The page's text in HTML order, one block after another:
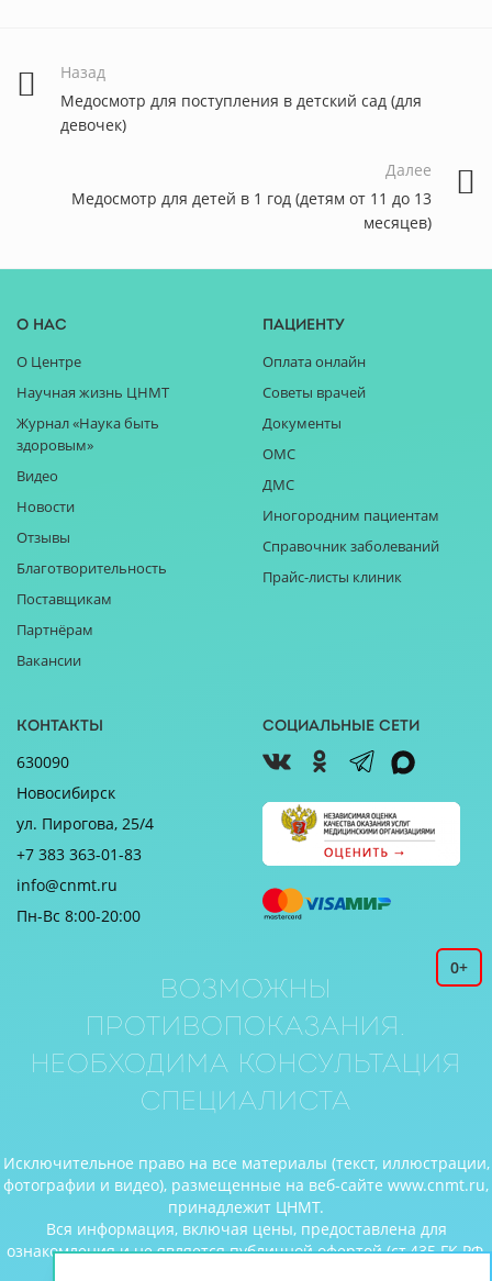
Назад
Медосмотр для поступления в детский сад (для
девочек)
Далее
Медосмотр для детей в 1 год (детям от 11 до 13
месяцев)
О нас
О Центре
Научная жизнь ЦНМТ
Журнал «Наука быть
здоровым»
Видео
Новости
Отзывы
Благотворительность
Поставщикам
Партнёрам
Вакансии
Пациенту
Оплата онлайн
Советы врачей
Документы
ОМС
ДМС
Иногородним пациентам
Справочник заболеваний
Прайс-листы клиник
Контакты
630090
Новосибирск
ул. Пирогова, 25/4
+7 383 363-01-83
info@cnmt.ru
Пн-Вс 8:00-20:00
Социальные сети
0+
Возможны
противопоказания.
Необходима консультация
специалиста
Исключительное право на все материалы (текст, иллюстрации,
фотографии и видео), размещенные на веб-сайте www.cnmt.ru,
принадлежит ЦНМТ.
Вся информация, включая цены, предоставлена для
ознакомления и не является публичной офертой (ст.435 ГК РФ,